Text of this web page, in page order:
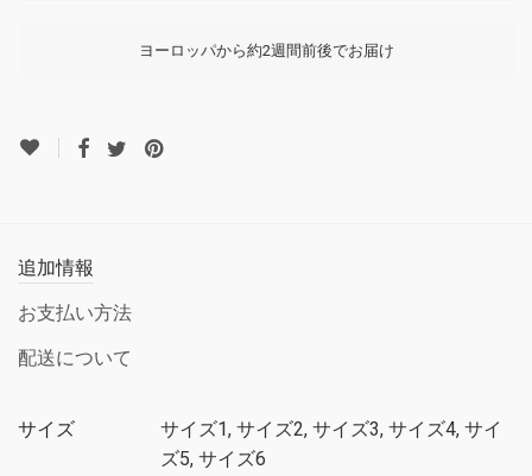
ヨーロッパから約2週間前後でお届け
追加情報
お支払い方法
配送について
サイズ
サイズ1, サイズ2, サイズ3, サイズ4, サイ
ズ5, サイズ6